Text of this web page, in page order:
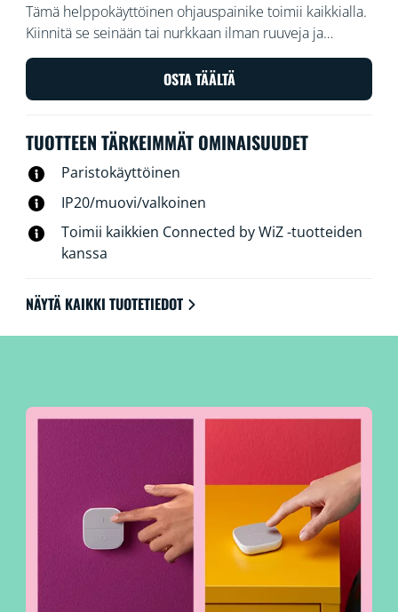
Tämä helppokäyttöinen ohjauspainike toimii kaikkialla.
Kiinnitä se seinään tai nurkkaan ilman ruuveja ja
painike pysyy paikallaan metallipinnan ja kytkimen
sisällä olevan magneetin ansiosta. Kuljeta sitä mukanasi
kotonasi ja ohjaa valojasi nopeasti.
OSTA TÄÄLTÄ
TUOTTEEN TÄRKEIMMÄT OMINAISUUDET
Paristokäyttöinen
IP20/muovi/valkoinen
Toimii kaikkien Connected by WiZ -tuotteiden
kanssa
NÄYTÄ KAIKKI TUOTETIEDOT